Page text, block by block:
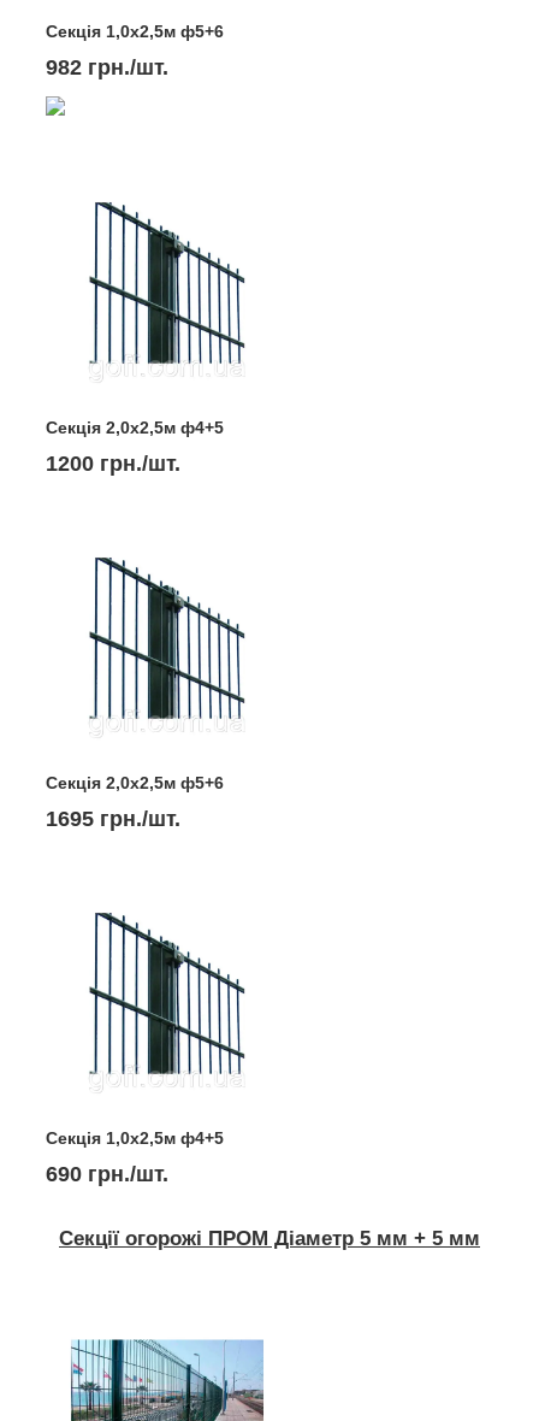
Секція 1,0х2,5м ф5+6
982 грн./шт.
Секція 2,0х2,5м ф4+5
1200 грн./шт.
Секція 2,0х2,5м ф5+6
1695 грн./шт.
Секція 1,0х2,5м ф4+5
690 грн./шт.
Секції огорожі ПРОМ Діаметр 5 мм + 5 мм